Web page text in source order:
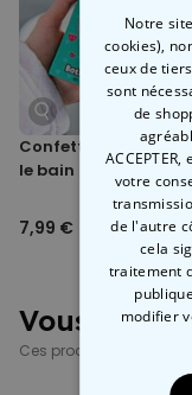
signification particulière.
Confettis cœur pour
le bain
7,99 €
Vous avez
Ces produits pourraient
Notre
cookies),
ceux de
sont
de
votre
de l'autre
cela
traitement
modifier